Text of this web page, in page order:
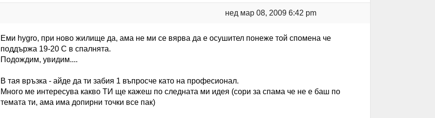
нед мар 08, 2009 6:42 pm
Еми hygro, при ново жилище да, ама не ми се вярва да е осушител понеже той спомена че
поддържа 19-20 С в спалнята.
Подождим, увидим....
В тая връзка - айде да ти забия 1 въпросче като на професионал.
Много ме интересува какво ТИ ще кажеш по следната ми идея (сори за спама че не е баш по
темата ти, ама има допирни точки все пак)